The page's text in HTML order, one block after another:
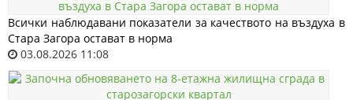
Всички наблюдавани показатели за качеството на въздуха в
Стара Загора остават в норма
03.08.2026 11:08